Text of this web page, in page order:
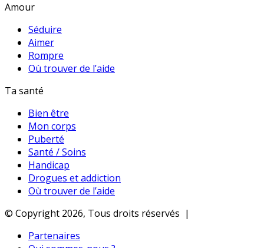
Amour
Séduire
Aimer
Rompre
Où trouver de l’aide
Ta santé
Bien être
Mon corps
Puberté
Santé / Soins
Handicap
Drogues et addiction
Où trouver de l’aide
© Copyright 2026, Tous droits réservés |
Partenaires